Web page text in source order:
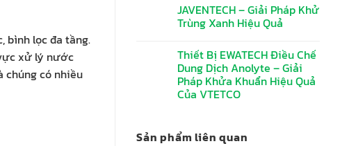
bình lọc đa tầng.
xử lý nước
chúng có nhiều
JAVENTECH – Giải Pháp Khử
Trùng Xanh Hiệu Quả
Thiết Bị EWATECH Điều Chế
Dung Dịch Anolyte – Giải
Pháp Khửa Khuẩn Hiệu Quả
Của VTETCO
Sản phẩm liên quan